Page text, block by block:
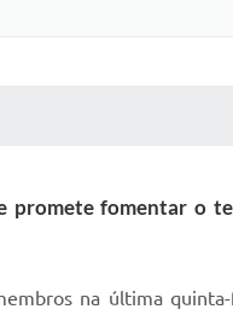
promete fomentar o
na última